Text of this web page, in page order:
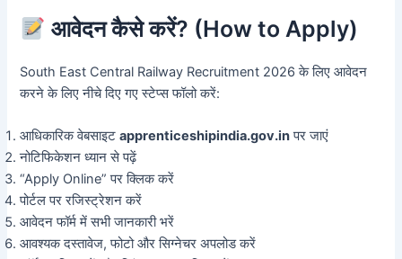
आवेदन कैसे करें? (How to Apply)
South East Central Railway Recruitment 2026 के लिए आवेदन
करने के लिए नीचे दिए गए स्टेप्स फॉलो करें:
आधिकारिक वेबसाइटapprenticeshipindia.gov.inपर जाएं
नोटिफिकेशन ध्यान से पढ़ें
“Apply Online” पर क्लिक करें
पोर्टल पर रजिस्ट्रेशन करें
आवेदन फॉर्म में सभी जानकारी भरें
आवश्यक दस्तावेज, फोटो और सिग्नेचर अपलोड करें